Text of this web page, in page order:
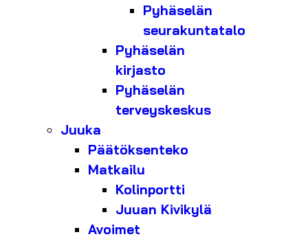
Pyhäselän
seurakuntatalo
Pyhäselän
kirjasto
Pyhäselän
terveyskeskus
Juuka
Päätöksenteko
Matkailu
Kolinportti
Juuan Kivikylä
Avoimet